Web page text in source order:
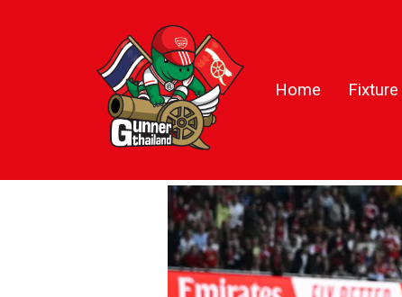
Home Fixture